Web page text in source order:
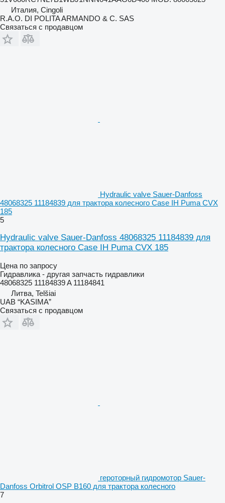
Италия, Cingoli
R.A.O. DI POLITA ARMANDO & C. SAS
Связаться с продавцом
Hydraulic valve Sauer-Danfoss
48068325 11184839 для трактора колесного Case IH Puma CVX
185
5
Hydraulic valve Sauer-Danfoss 48068325 11184839 для
трактора колесного Case IH Puma CVX 185
Цена по запросу
Гидравлика - другая запчасть гидравлики
48068325 11184839 A 11184841
Литва, Telšiai
UAB “KASIMA”
Связаться с продавцом
героторный гидромотор Sauer-
Danfoss Orbitrol OSP B160 для трактора колесного
7